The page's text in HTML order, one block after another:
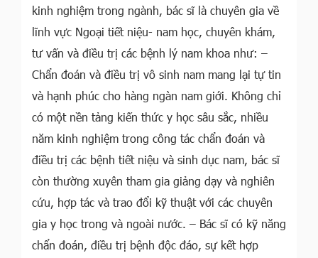
kinh nghiệm trong ngành, bác sĩ là chuyên gia về
lĩnh vực Ngoại tiết niệu- nam học, chuyên khám,
tư vấn và điều trị các bệnh lý nam khoa như: –
Chẩn đoán và điều trị vô sinh nam mang lại tự tin
và hạnh phúc cho hàng ngàn nam giới. Không chỉ
có một nền tảng kiến thức y học sâu sắc, nhiều
năm kinh nghiệm trong công tác chẩn đoán và
điều trị các bệnh tiết niệu và sinh dục nam, bác sĩ
còn thường xuyên tham gia giảng dạy và nghiên
cứu, hợp tác và trao đổi kỹ thuật với các chuyên
gia y học trong và ngoài nước. – Bác sĩ có kỹ năng
chẩn đoán, điều trị bệnh độc đáo, sự kết hợp